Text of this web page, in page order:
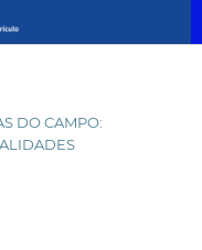
DO CAMPO: